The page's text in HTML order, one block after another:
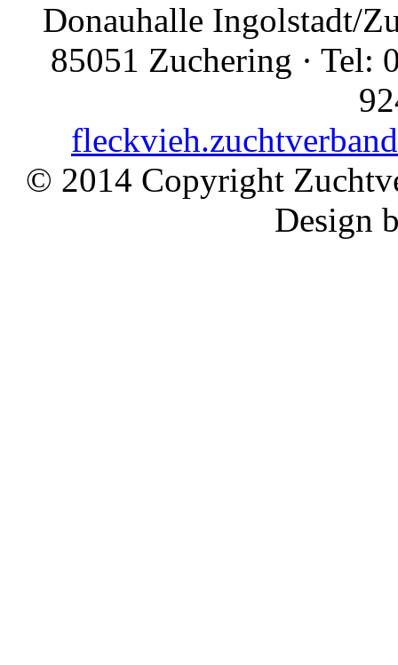
Donauhalle Ingolstadt/
85051 Zuchering · Tel:
© 2014 Copyright
Design